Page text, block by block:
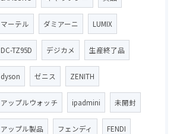
マーテル ダミアーニ LUMIX
DC-TZ95D デジカメ 生産終了品
dyson ゼニス ZENITH
アップルウォッチ ipadmini 未開封
アップル製品 フェンディ FENDI